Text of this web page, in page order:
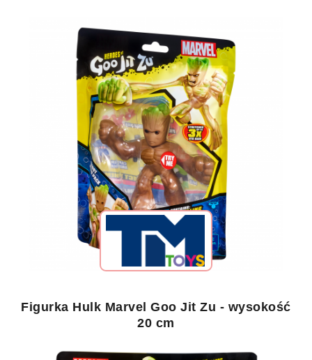
Figurka Hulk Marvel Goo Jit Zu - wysokość
20 cm